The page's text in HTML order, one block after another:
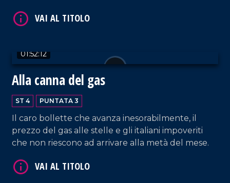
01:52:12
Alla canna del gas
ST 4 PUNTATA 3
Il caro bollette che avanza inesorabilmente, il
prezzo del gas alle stelle e gli italiani impoveriti
che non riescono ad arrivare alla metà del mese.